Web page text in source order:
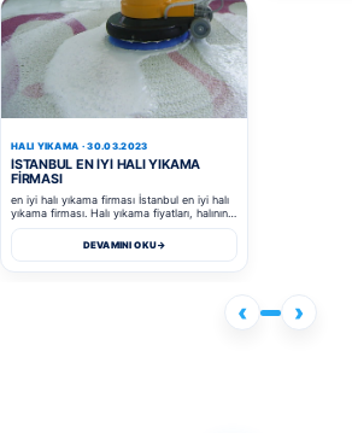
HALI YIKAMA · 30.03.2023
İSTANBUL EN IYI HALI YIKAMA
FIRMASI
en iyi halı yıkama firması İstanbul en iyi halı
yıkama firması. Halı yıkama fiyatları, halının
boyutu, türü, ...
DEVAMINI OKU→
‹ ›